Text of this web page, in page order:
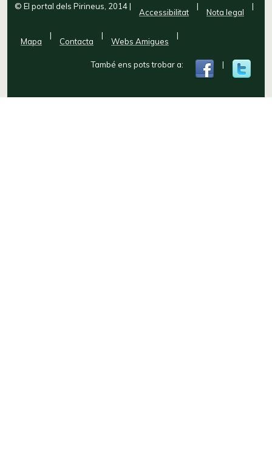
© El portal dels Pirineus, 2014|
Accessibilitat
|
Nota legal
|
Mapa
|
Contacta
|
Webs Amigues
|
També ens pots trobar a: |